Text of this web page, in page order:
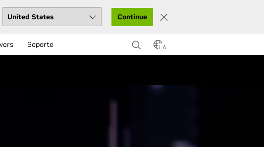
Continue
Soporte LA